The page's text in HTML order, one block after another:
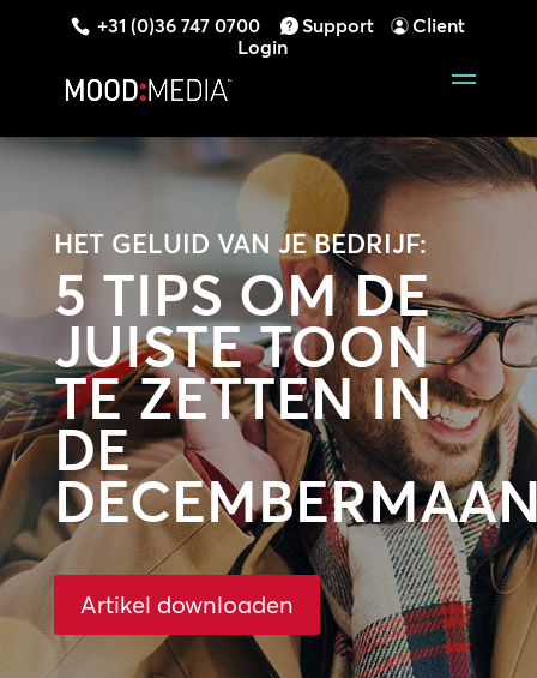
+31 (0)36 747 0700 Support
Client
Login
HET GELUID VAN JE BEDRIJF:
5 TIPS OM DE
JUISTE TOON
TE ZETTEN IN
DE
Artikel downloaden